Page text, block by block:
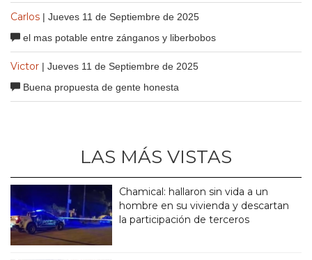
Carlos | Jueves 11 de Septiembre de 2025
el mas potable entre zánganos y liberbobos
Victor | Jueves 11 de Septiembre de 2025
Buena propuesta de gente honesta
LAS MÁS VISTAS
Chamical: hallaron sin vida a un
hombre en su vivienda y descartan
la participación de terceros